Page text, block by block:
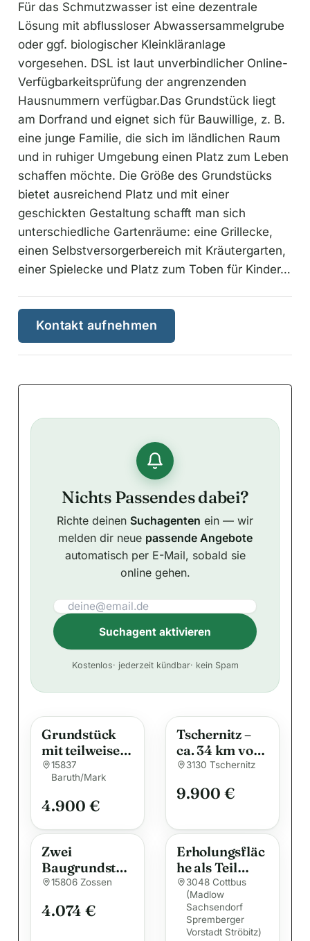
Für das Schmutzwasser ist eine dezentrale
Lösung mit abflussloser Abwassersammelgrube
oder ggf. biologischer Kleinkläranlage
vorgesehen. DSL ist laut unverbindlicher Online-
Verfügbarkeitsprüfung der angrenzenden
Hausnummern verfügbar.Das Grundstück liegt
am Dorfrand und eignet sich für Bauwillige, z. B.
eine junge Familie, die sich im ländlichen Raum
und in ruhiger Umgebung einen Platz zum Leben
schaffen möchte. Die Größe des Grundstücks
bietet ausreichend Platz und mit einer
geschickten Gestaltung schafft man sich
unterschiedliche Gartenräume: eine Grillecke,
einen Selbstversorgerbereich mit Kräutergarten,
einer Spielecke und Platz zum Toben für Kinder…
Kontakt aufnehmen
Nichts Passendes dabei?
Richte deinen Suchagenten ein — wir
melden dir neue passende Angebote
automatisch per E-Mail, sobald sie
online gehen.
Suchagent aktivieren
t
Kostenlos· jederzeit kündbar· kein Spam
Grundstück
mit teilweise
verfallenem
Gebäude im
Dorfkern von
Petkus
(Baruth/Mark
),
provisionsfrei
15837
Baruth/Mark
4.900 €
Tschernitz –
ca. 34 km vom
Cottbuser
FNP-Entwurf
Wohnbaufläc
he –
provisionsfrei
kaufen
3130 Tschernitz
9.900 €
Zwei
Baugrundstüc
ke im Wege
Erbbaurechte
15806 Zossen
4.074 €
Erholungsfläc
he als Teil
einer
Kleingartenan
lage (ca. 0,3
ha) in Cottbus
3048 Cottbus
(Madlow
Sachsendorf
Spremberger
Vorstadt Ströbitz)